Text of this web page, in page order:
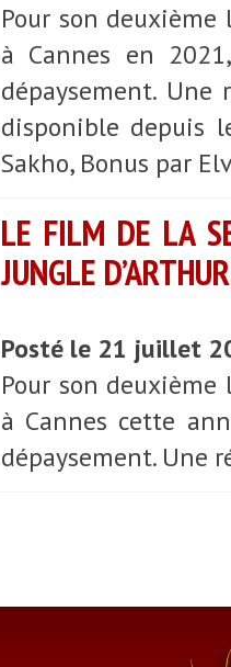
Pour son deuxième
à Cannes en
dépaysement.
disponible depuis
Sakho, Bonus par
LE FILM DE LA
JUNGLE
Posté le 21 juillet
Pour son
à Cannes cette
dépaysement. Une